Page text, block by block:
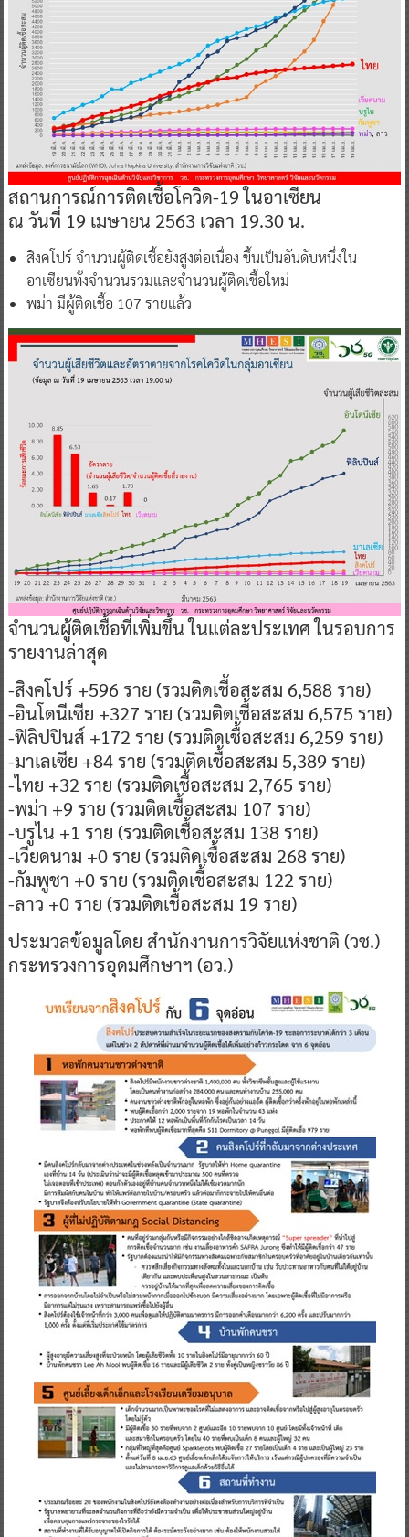
สถานการณ์การติดเชื้อโควิด-19 ในอาเซียน
ณ วันที่ 19 เมษายน 2563 เวลา 19.30 น.
สิงคโปร์ จำนวนผู้ติดเชื้อยังสูงต่อเนื่อง ขึ้นเป็นอันดับหนึ่งใน
อาเซียนทั้งจำนวนรวมและจำนวนผู้ติดเชื้อใหม่
พม่า มีผู้ติดเชื้อ 107 รายแล้ว
จำนวนผู้ติดเชื้อที่เพิ่มขึ้น ในแต่ละประเทศ ในรอบการ
รายงานล่าสุด
-สิงคโปร์ +596 ราย (รวมติดเชื้อสะสม 6,588 ราย)
-อินโดนีเซีย +327 ราย (รวมติดเชื้อสะสม 6,575 ราย)
-ฟิลิปปินส์ +172 ราย (รวมติดเชื้อสะสม 6,259 ราย)
-มาเลเซีย +84 ราย (รวมติดเชื้อสะสม 5,389 ราย)
-ไทย +32 ราย (รวมติดเชื้อสะสม 2,765 ราย)
-พม่า +9 ราย (รวมติดเชื้อสะสม 107 ราย)
-บรูไน +1 ราย (รวมติดเชื้อสะสม 138 ราย)
-เวียดนาม +0 ราย (รวมติดเชื้อสะสม 268 ราย)
-กัมพูชา +0 ราย (รวมติดเชื้อสะสม 122 ราย)
-ลาว +0 ราย (รวมติดเชื้อสะสม 19 ราย)
ประมวลข้อมูลโดย สำนักงานการวิจัยแห่งชาติ (วช.)
กระทรวงการอุดมศึกษาฯ (อว.)